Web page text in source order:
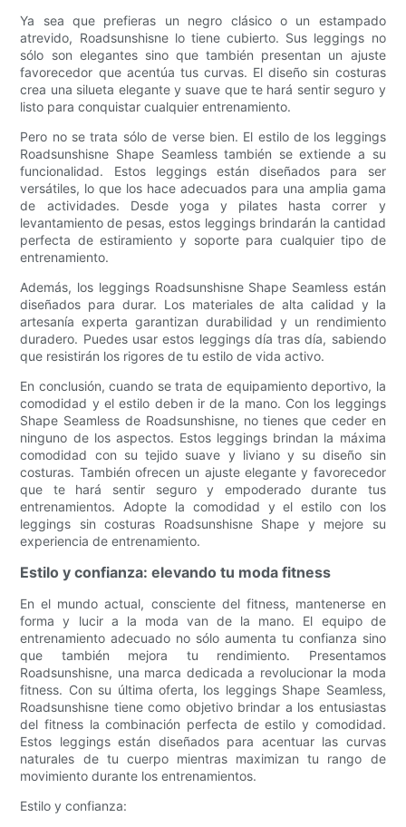
Ya sea que prefieras un negro clásico o un estampado
atrevido, Roadsunshisne lo tiene cubierto. Sus leggings no
sólo son elegantes sino que también presentan un ajuste
favorecedor que acentúa tus curvas. El diseño sin costuras
crea una silueta elegante y suave que te hará sentir seguro y
listo para conquistar cualquier entrenamiento.
Pero no se trata sólo de verse bien. El estilo de los leggings
Roadsunshisne Shape Seamless también se extiende a su
funcionalidad. Estos leggings están diseñados para ser
versátiles, lo que los hace adecuados para una amplia gama
de actividades. Desde yoga y pilates hasta correr y
levantamiento de pesas, estos leggings brindarán la cantidad
perfecta de estiramiento y soporte para cualquier tipo de
entrenamiento.
Además, los leggings Roadsunshisne Shape Seamless están
diseñados para durar. Los materiales de alta calidad y la
artesanía experta garantizan durabilidad y un rendimiento
duradero. Puedes usar estos leggings día tras día, sabiendo
que resistirán los rigores de tu estilo de vida activo.
En conclusión, cuando se trata de equipamiento deportivo, la
comodidad y el estilo deben ir de la mano. Con los leggings
Shape Seamless de Roadsunshisne, no tienes que ceder en
ninguno de los aspectos. Estos leggings brindan la máxima
comodidad con su tejido suave y liviano y su diseño sin
costuras. También ofrecen un ajuste elegante y favorecedor
que te hará sentir seguro y empoderado durante tus
entrenamientos. Adopte la comodidad y el estilo con los
leggings sin costuras Roadsunshisne Shape y mejore su
experiencia de entrenamiento.
Estilo y confianza: elevando tu moda fitness
En el mundo actual, consciente del fitness, mantenerse en
forma y lucir a la moda van de la mano. El equipo de
entrenamiento adecuado no sólo aumenta tu confianza sino
que también mejora tu rendimiento. Presentamos
Roadsunshisne, una marca dedicada a revolucionar la moda
fitness. Con su última oferta, los leggings Shape Seamless,
Roadsunshisne tiene como objetivo brindar a los entusiastas
del fitness la combinación perfecta de estilo y comodidad.
Estos leggings están diseñados para acentuar las curvas
naturales de tu cuerpo mientras maximizan tu rango de
movimiento durante los entrenamientos.
Estilo y confianza: